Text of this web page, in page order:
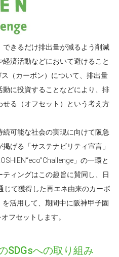
できるだけ排出量が減るよう削減
済活動などにおいて避けること
（カーボン）について、排出量
に投資することなどにより、排
る（オフセット）という考え方
可能な社会の実現に向けて阪急
げる「サステナビリティ宣言」
」の一環と
ィングはこの趣旨に賛同し、日
じて獲得した再エネ由来のカーボ
活用して、期間中に阪神甲子園
フセットします。
SDGsへの取り組み